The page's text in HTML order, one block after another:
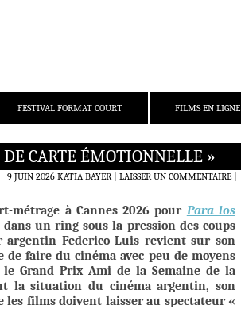
FESTIVAL FORMAT COURT FILMS EN LIGNE
CARTE ÉMOTIONNELLE »
9 JUIN 2026 KATIA BAYER LAISSER UN COMMENTAIRE|
métrage à Cannes 2026 pour Para los
un ring sous la pression des coups
argentin Federico Luis revient sur son
faire du cinéma avec peu de moyens
Grand Prix Ami de la Semaine de la
la situation du cinéma argentin, son
les films doivent laisser au spectateur «